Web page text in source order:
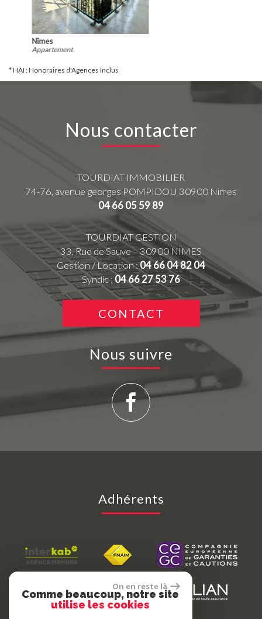
Studio
* HAI : Honoraires d'Agences Inclus
Nous contacter
TOURDIAT IMMOBILIER
74-76, avenue georges POMPIDOU 30900 Nimes
04 66 05 59 89
TOURDIAT GESTION
33, Rue de Sauve – 30900 NIMES
Gestion / Location :04 66 04 82 04
Syndic :04 66 27 53 76
CONTACT
Nous suivre
Adhérents
On en reste là
Comme beaucoup, notre site
utilise les cookies